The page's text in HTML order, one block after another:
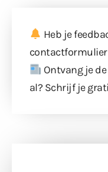
Heb je
contactformulier
Ontvang je
al? Schrijf je